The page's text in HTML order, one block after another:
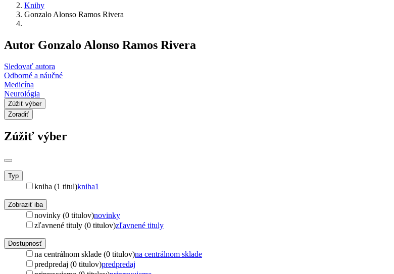
Knihy
Gonzalo Alonso Ramos Rivera
Autor Gonzalo Alonso Ramos Rivera
Sledovať autora
Odborné a náučné
Medicína
Neurológia
Zúžiť výber
Zoradiť
Zúžiť výber
Typ
kniha (1 titul)kniha1
Zobraziť iba
novinky (0 titulov)novinky
zľavnené tituly (0 titulov)zľavnené tituly
Dostupnosť
na centrálnom sklade (0 titulov)na centrálnom sklade
predpredaj (0 titulov)predpredaj